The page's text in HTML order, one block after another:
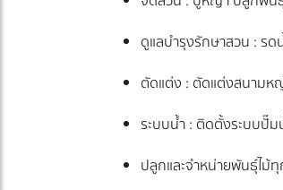
ดูแลบำรุงรักษาสวน : รด
ตัดแต่ง : ตัดแต่งสนามห
ระบบน้ำ : ติดตั้งระบบปั๊ม
ปลูกและจำหน่ายพันธุ์ไม้